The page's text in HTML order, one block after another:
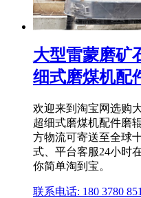
大型雷蒙磨矿
细式磨煤机配
欢迎来到淘宝网选购
超细式磨煤机配件磨
方物流可寄送至全球
式、平台客服24小时
你简单淘到宝。
联系电话: 180 3780